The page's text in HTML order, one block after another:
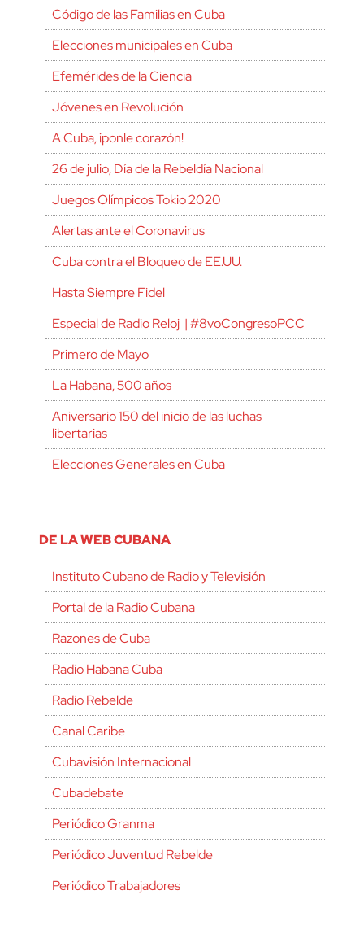
Código de las Familias en Cuba
Elecciones municipales en Cuba
Efemérides de la Ciencia
Jóvenes en Revolución
A Cuba, ¡ponle corazón!
26 de julio, Día de la Rebeldía Nacional
Juegos Olímpicos Tokio 2020
Alertas ante el Coronavirus
Cuba contra el Bloqueo de EE.UU.
Hasta Siempre Fidel
Especial de Radio Reloj | #8voCongresoPCC
Primero de Mayo
La Habana, 500 años
Aniversario 150 del inicio de las luchas
libertarias
Elecciones Generales en Cuba
DE LA WEB CUBANA
Instituto Cubano de Radio y Televisión
Portal de la Radio Cubana
Razones de Cuba
Radio Habana Cuba
Radio Rebelde
Canal Caribe
Cubavisión Internacional
Cubadebate
Periódico Granma
Periódico Juventud Rebelde
Periódico Trabajadores